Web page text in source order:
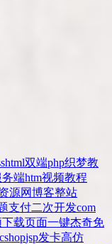
html双端php织梦教
务端htm视频教程
源网博客整站
支付二次开发com
下载页面一键杰奇免
jsp发卡高仿